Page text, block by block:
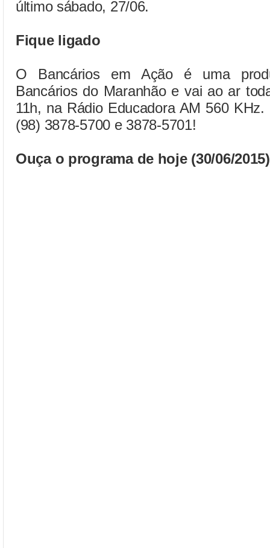
último sábado, 27/06.
Fique ligado
O Bancários em Ação é uma
Bancários do Maranhão e vai ao ar
11h, na Rádio Educadora AM 560
(98) 3878-5700 e 3878-5701!
Ouça o programa de hoje (30/06/